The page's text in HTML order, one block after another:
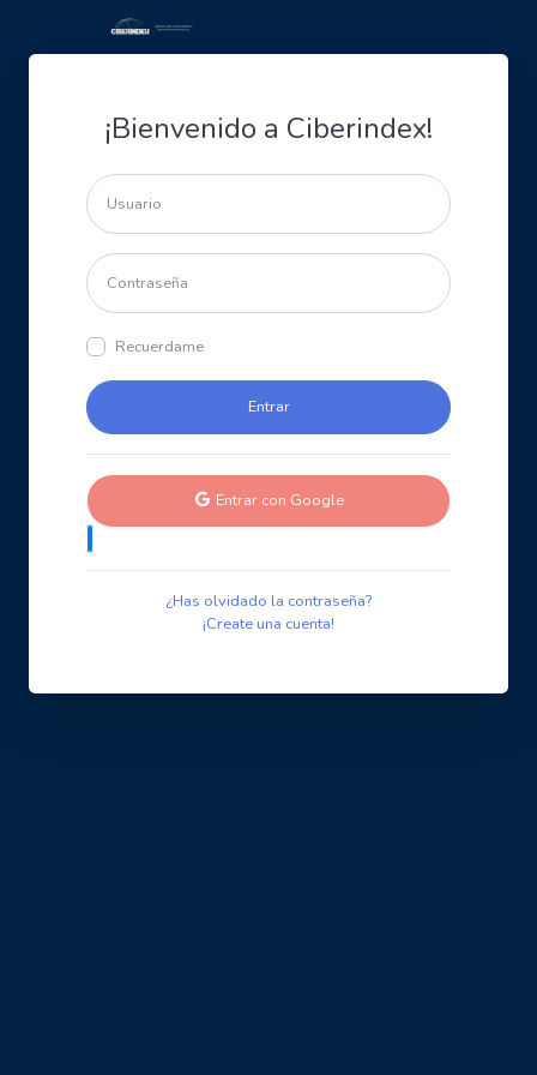
¡Bienvenido a Ciberindex!
Recuerdame
Entrar con Google
¿Has olvidado la contraseña?
¡Create una cuenta!